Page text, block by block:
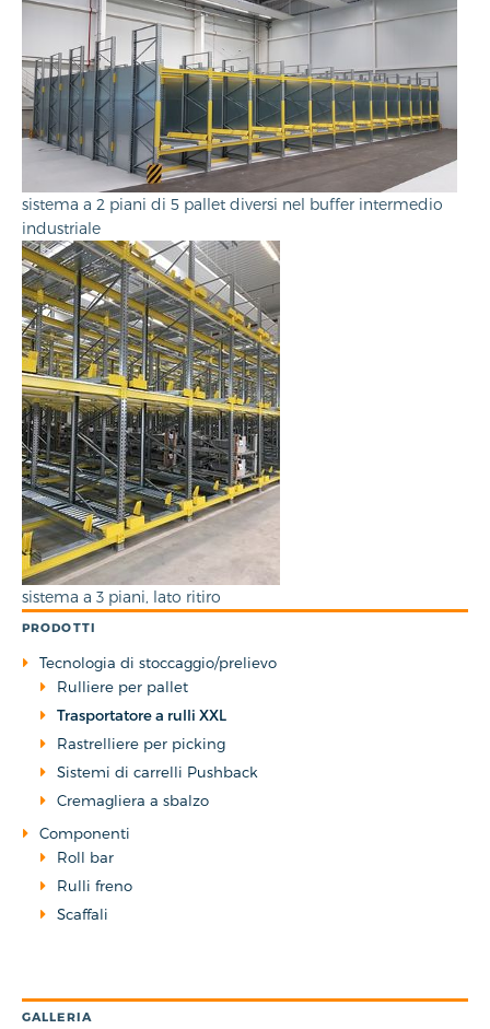
sistema a 2 piani di 5 pallet diversi nel buffer intermedio
industriale
sistema a 3 piani, lato ritiro
PRODOTTI
Tecnologia di stoccaggio/prelievo
Rulliere per pallet
Trasportatore a rulli XXL
Rastrelliere per picking
Sistemi di carrelli Pushback
Cremagliera a sbalzo
Componenti
Roll bar
Rulli freno
Scaffali
GALLERIA